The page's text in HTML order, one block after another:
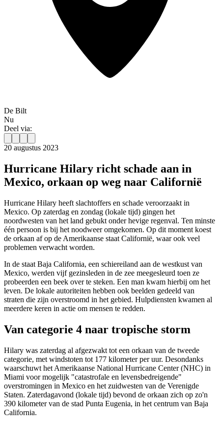
De Bilt
Nu
Deel via:
20 augustus 2023
Hurricane Hilary richt schade aan in
Mexico, orkaan op weg naar Californië
Hurricane Hilary heeft slachtoffers en schade veroorzaakt in
Mexico. Op zaterdag en zondag (lokale tijd) gingen het
noordwesten van het land gebukt onder hevige regenval. Ten minste
één persoon is bij het noodweer omgekomen. Op dit moment koest
de orkaan af op de Amerikaanse staat Californië, waar ook veel
problemen verwacht worden.
In de staat Baja California, een schiereiland aan de westkust van
Mexico, werden vijf gezinsleden in de zee meegesleurd toen ze
probeerden een beek over te steken. Een man kwam hierbij om het
leven. De lokale autoriteiten hebben ook beelden gedeeld van
straten die zijn overstroomd in het gebied. Hulpdiensten kwamen al
meerdere keren in actie om mensen te redden.
Van categorie 4 naar tropische storm
Hilary was zaterdag al afgezwakt tot een orkaan van de tweede
categorie, met windstoten tot 177 kilometer per uur. Desondanks
waarschuwt het Amerikaanse National Hurricane Center (NHC) in
Miami voor mogelijk "catastrofale en levensbedreigende"
overstromingen in Mexico en het zuidwesten van de Verenigde
Staten. Zaterdagavond (lokale tijd) bevond de orkaan zich op zo'n
390 kilometer van de stad Punta Eugenia, in het centrum van Baja
California.